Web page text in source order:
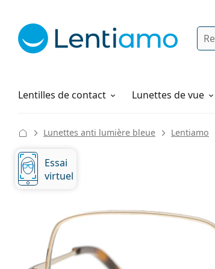
Lentilles de contact
Produits d'entretien Lunettes de vue
Comment commander
Lunettes anti lumière bleue Lentiamo
Essai
virtuel